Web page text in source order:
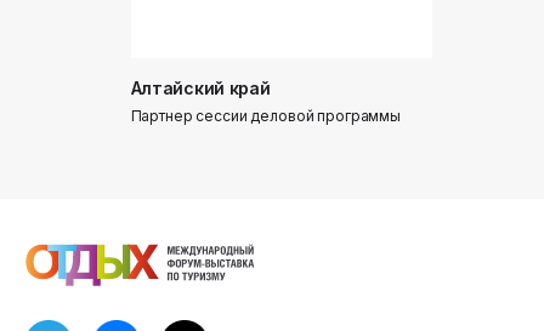
Алтайский край
Партнер сессии деловой программы